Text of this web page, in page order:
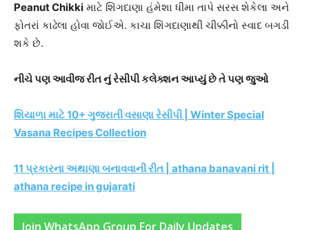
Peanut Chikki માટે શિંગદાણા હંમેશા ધીમા તાપે સરસ શેકેલા અને
ફોતરાં કાઢેલા હોવા જોઈએ. કાચા શિંગદાણાથી ચીક્કીનો સ્વાદ બગડી
શકે છે.
નીચે પણ આવીજ રીત નું રેસીપી કલેક્શન આપ્યું છે તે પણ જુઓ
શિયાળા માટે 10+ ગુજરાતી વસાણા રેસીપી | Winter Special
Vasana Recipes Collection
11 પ્રકારના અથાણા બનાવવાની રીત | athana banavani rit |
athana recipe in gujarati
Join WhatsApp Group For Daily Updates